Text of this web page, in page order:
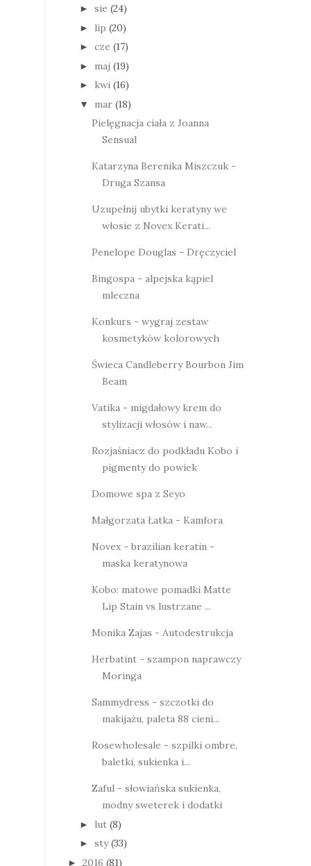
► sie (24)
► lip (20)
► cze (17)
► maj (19)
► kwi (16)
▼ mar (18)
Pielęgnacja ciała z Joanna
Sensual
Katarzyna Berenika Miszczuk -
Druga Szansa
Uzupełnij ubytki keratyny we
włosie z Novex Kerati...
Penelope Douglas - Dręczyciel
Bingospa - alpejska kąpiel
mleczna
Konkurs - wygraj zestaw
kosmetyków kolorowych
Świeca Candleberry Bourbon Jim
Beam
Vatika - migdałowy krem do
stylizacji włosów i naw...
Rozjaśniacz do podkładu Kobo i
pigmenty do powiek
Domowe spa z Seyo
Małgorzata Łatka - Kamfora
Novex - brazilian keratin -
maska keratynowa
Kobo: matowe pomadki Matte
Lip Stain vs lustrzane ...
Monika Zajas - Autodestrukcja
Herbatint - szampon naprawczy
Moringa
Sammydress - szczotki do
makijażu, paleta 88 cieni...
Rosewholesale - szpilki ombre,
baletki, sukienka i...
Zaful - słowiańska sukienka,
modny sweterek i dodatki
► lut (8)
► sty (33)
► 2016 (81)